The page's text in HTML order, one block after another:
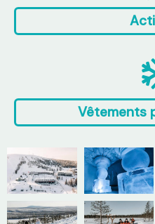
Vêtements